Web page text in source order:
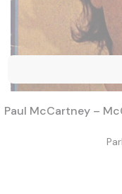
Paul McCartney –